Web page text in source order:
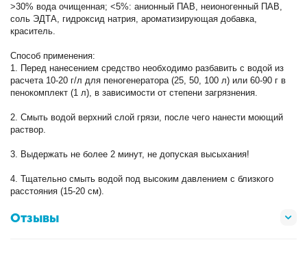
>30% вода очищенная; <5%: анионный ПАВ, неионогенный ПАВ,
соль ЭДТА, гидроксид натрия, ароматизирующая добавка,
краситель.
Способ применения:
1. Перед нанесением средство необходимо разбавить с водой из
расчета 10-20 г/л для пеногенератора (25, 50, 100 л) или 60-90 г в
пенокомплект (1 л), в зависимости от степени загрязнения.
2. Смыть водой верхний слой грязи, после чего нанести моющий
раствор.
3. Выдержать не более 2 минут, не допуская высыхания!
4. Тщательно смыть водой под высоким давлением с близкого
расстояния (15-20 см).
Отзывы